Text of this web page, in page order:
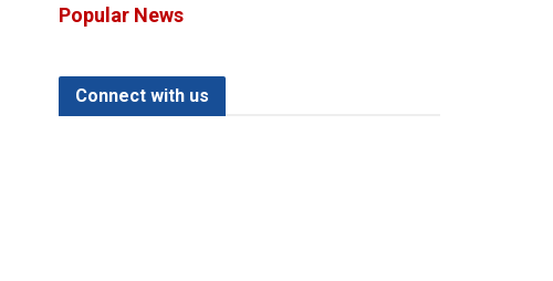
Popular News
Connect with us